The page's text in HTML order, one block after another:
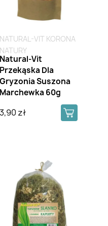
NATURAL-VIT KORONA
NATURY
Natural-Vit
Przekąska Dla
Gryzonia Suszona
Marchewka 60g
3,90 zł